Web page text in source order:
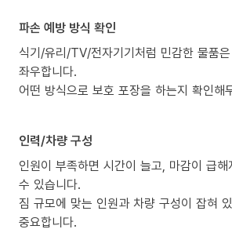
파손 예방 방식 확인
식기/유리/TV/전자기기처럼 민감한 물품
좌우합니다.
어떤 방식으로 보호 포장을 하는지 확인해
인력/차량 구성
인원이 부족하면 시간이 늘고, 마감이 급
수 있습니다.
짐 규모에 맞는 인원과 차량 구성이 잡혀
중요합니다.